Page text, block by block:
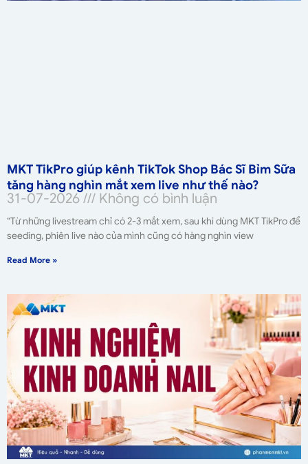
MKT TikPro giúp kênh TikTok Shop Bác Sĩ Bỉm Sữa
tăng hàng nghìn mắt xem live như thế nào?
31-07-2026 Không có bình luận
“Từ những livestream chỉ có 2-3 mắt xem, sau khi dùng MKT TikPro để
seeding, phiên live nào của mình cũng có hàng nghìn view
Read More »